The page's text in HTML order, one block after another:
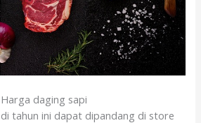
Harga daging sapi
tahun ini dapat dipandang di store